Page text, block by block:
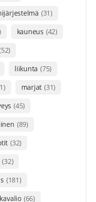
(31)
kauneus (42)
liikunta (75)
marjat (31)
(45)
(89)
(32)
(32)
(181)
(66)